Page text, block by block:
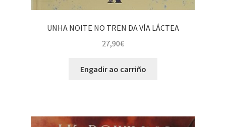
UNHA NOITE NO TREN DA VÍA LÁCTEA
27,90€
Engadir ao carriño